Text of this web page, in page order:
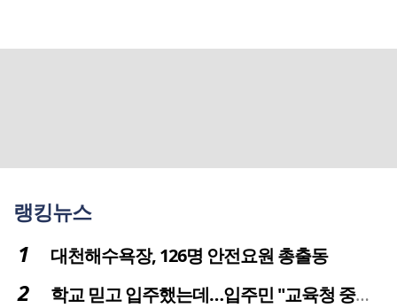
랭킹뉴스
대천해수욕장, 126명 안전요원 총출동
학교 믿고 입주했는데…입주민 "교육청 중재 나서라"